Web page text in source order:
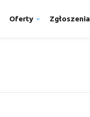
Oferty Zgłoszenia